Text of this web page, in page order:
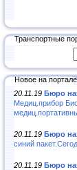
Транспортные
Новое на портале
20.11.19 Бюро
Медиц.прибор
20.11.19 Бюро
синий
20.11.19 Бюро